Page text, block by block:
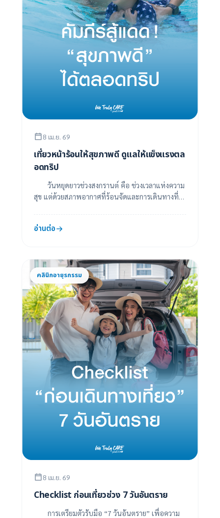
8 เม.ย. 69
เที่ยวหน้าร้อนให้สุขภาพดี ดูแลให้แข็งแรงตล
อดทริป
วันหยุดยาวช่วงสงกรานต์ คือ ช่วงเวลาแห่งความ
สุข แต่ด้วยสภาพอากาศที่ร้อนจัดและการเดินทางที่
อ่านต่อ
คลินิกอายุรกรรม
8 เม.ย. 69
Checklist ก่อนเที่ยวช่วง 7 วันอันตราย
การเตรียมตัวรับมือ “7 วันอันตราย” เพื่อความ